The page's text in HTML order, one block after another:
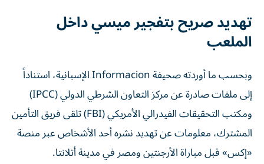
تهديد صريح بتفجير ميسي داخل
الملعب
وبحسب ما أوردته صحيفة Informacion الإسبانية، استناداً
إلى ملفات صادرة عن مركز التعاون الشرطي الدولي (IPCC)
ومكتب التحقيقات الفيدرالي الأمريكي (FBI) تلقى فريق التأمين
المشترك، معلومات عن تهديد نشره أحد الأشخاص عبر منصة
«إكس» قبل مباراة الأرجنتين ومصر في مدينة أتلانتا.